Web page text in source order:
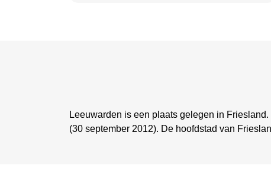
Leeuwarden is een plaats gelegen in
(30 september 2012). De hoofdstad van